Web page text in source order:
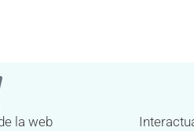
la web